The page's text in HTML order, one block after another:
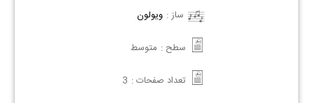
ساز : ویولون
سطح : متوسط
تعداد صفحات : 3